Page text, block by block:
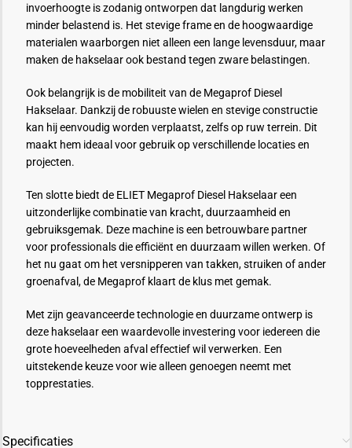
invoerhoogte is zodanig ontworpen dat langdurig werken
minder belastend is. Het stevige frame en de hoogwaardige
materialen waarborgen niet alleen een lange levensduur, maar
maken de hakselaar ook bestand tegen zware belastingen.
Ook belangrijk is de mobiliteit van de Megaprof Diesel
Hakselaar. Dankzij de robuuste wielen en stevige constructie
kan hij eenvoudig worden verplaatst, zelfs op ruw terrein. Dit
maakt hem ideaal voor gebruik op verschillende locaties en
projecten.
Ten slotte biedt de ELIET Megaprof Diesel Hakselaar een
uitzonderlijke combinatie van kracht, duurzaamheid en
gebruiksgemak. Deze machine is een betrouwbare partner
voor professionals die efficiënt en duurzaam willen werken. Of
het nu gaat om het versnipperen van takken, struiken of ander
groenafval, de Megaprof klaart de klus met gemak.
Met zijn geavanceerde technologie en duurzame ontwerp is
deze hakselaar een waardevolle investering voor iedereen die
grote hoeveelheden afval effectief wil verwerken. Een
uitstekende keuze voor wie alleen genoegen neemt met
topprestaties.
Specificaties